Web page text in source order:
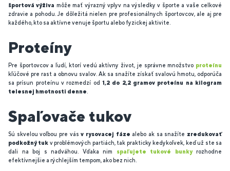
športová výživa môže mať výrazný vplyv na výsledky v športe a vaše celkové
zdravie a pohodu. Je dôležitá nielen pre profesionálnych športovcov, ale aj pre
každého, kto sa aktívne venuje športu alebo fyzickej aktivite.
Proteíny
Pre športovcov a ľudí, ktorí vedú aktívny život, je správne množstvo proteínu
kľúčové pre rast a obnovu svalov. Ak sa snažíte získať svalovú hmotu, odporúča
sa prísun proteínu v rozmedzí od 1,2 do 2,2 gramov proteínu na kilogram
telesnej hmotnosti denne
Spaľovače tukov
Sú skvelou voľbou pre vásv rysovacej fáze alebo ak sa snažíte zredukovať
podkožný tuk v problémových partiách, tak prakticky kedykoľvek, keď už ste sa
dali na boj s nadváhou. Vďaka nim
spaľujete tukové bunkyrozhodne
efektívnejšie a rýchlejším tempom, ako bez nich.